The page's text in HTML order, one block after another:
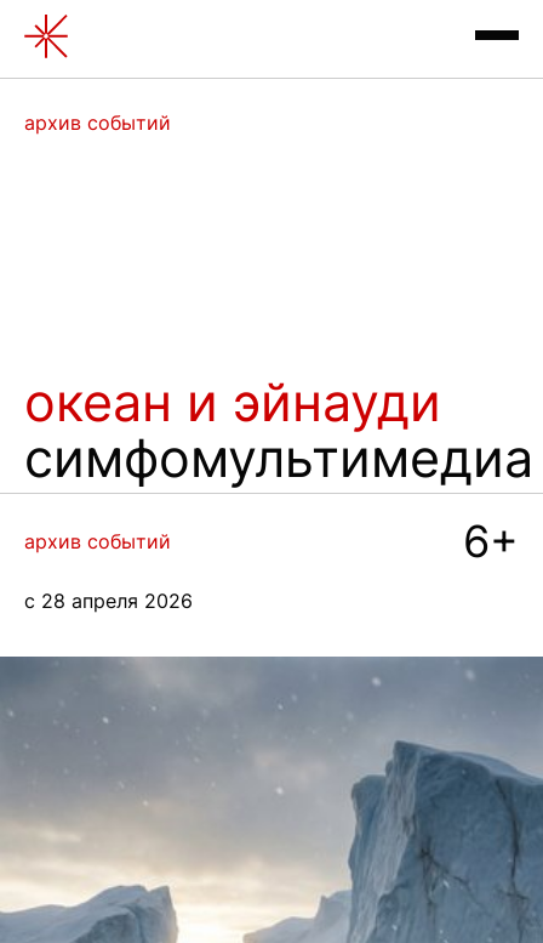
архив выставок
контакты
+7 968 861 8801
архив событий
океан и эйнауди
симфомультимедиа
архив событий 6+
с 28 апреля 2026